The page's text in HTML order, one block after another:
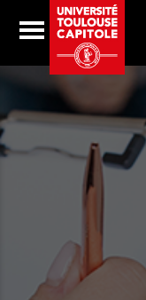
Menu